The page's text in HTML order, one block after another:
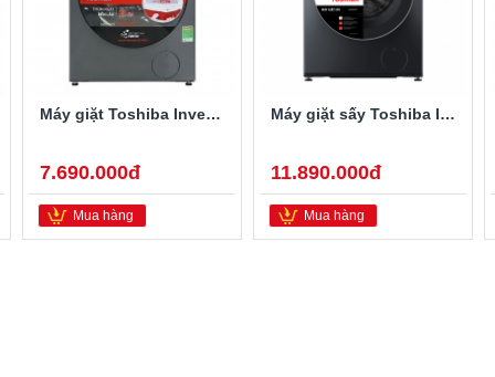
Máy giặt Toshiba Inverter 9.5 kg TW-T21BU105UWV(MG)
7.690.000đ
Mua hàng
Máy giặt sấy Toshiba Inverter 10.5kg/7kg TWD-BM115GF4V(SK)
11.890.000đ
Mua hàng